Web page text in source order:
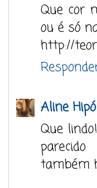
Que cor
ou é só
http://
Aline
Que
também